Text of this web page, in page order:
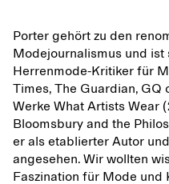
Porter gehört zu den
Modejournalismus und
Herrenmode-Kritiker für
Times, The Guardian,
Werke What Artists Wear
Bloomsbury and the
er als etablierter Autor
angesehen. Wir wollten
Faszination für Mode und